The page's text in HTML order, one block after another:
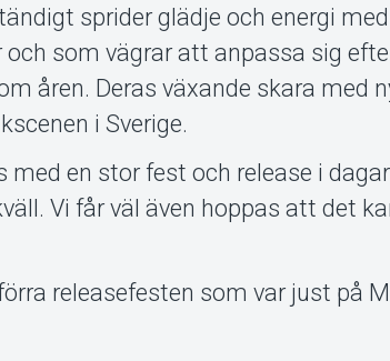
sprider glädje och energi
och som vägrar att anpassa sig
åren. Deras växande skara med
i Sverige.
med en stor fest och release i
Vi får väl även hoppas att det
releasefesten som var just på